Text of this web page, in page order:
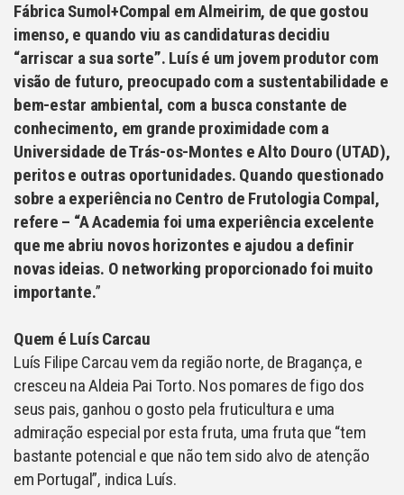
Fábrica Sumol+Compal em Almeirim, de que gostou
imenso, e quando viu as candidaturas decidiu
“arriscar a sua sorte”. Luís é um jovem produtor com
visão de futuro, preocupado com a sustentabilidade e
bem-estar ambiental, com a busca constante de
conhecimento, em grande proximidade com a
Universidade de Trás-os-Montes e Alto Douro (UTAD),
peritos e outras oportunidades. Quando questionado
sobre a experiência no Centro de Frutologia Compal,
refere – “A Academia foi uma experiência excelente
que me abriu novos horizontes e ajudou a definir
novas ideias. O networking proporcionado foi muito
importante.”
Quem é Luís Carcau
Luís Filipe Carcau vem da região norte, de Bragança, e
cresceu na Aldeia Pai Torto. Nos pomares de figo dos
seus pais, ganhou o gosto pela fruticultura e uma
admiração especial por esta fruta, uma fruta que “tem
bastante potencial e que não tem sido alvo de atenção
em Portugal”, indica Luís.